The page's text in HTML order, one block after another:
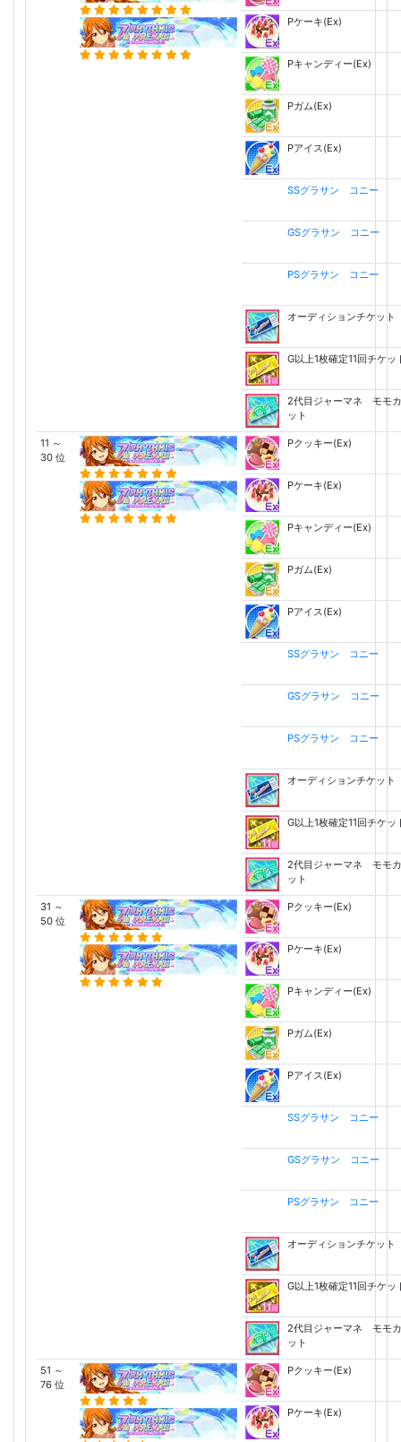
Pケーキ(Ex)
Pキャンディー(Ex)
Pガム(Ex)
Pアイス(Ex)
SSグラサン コニー
GSグラサン コニー
PSグラサン コニー
オーディションチケット
G以上1枚確定11回チケッ
2代目ジャーマネ モモ
ット
11 ～
30 位
Pクッキー(Ex)
Pケーキ(Ex)
Pキャンディー(Ex)
Pガム(Ex)
Pアイス(Ex)
SSグラサン コニー
GSグラサン コニー
PSグラサン コニー
オーディションチケット
G以上1枚確定11回チケッ
2代目ジャーマネ モモ
ット
31 ～
50 位
Pクッキー(Ex)
Pケーキ(Ex)
Pキャンディー(Ex)
Pガム(Ex)
Pアイス(Ex)
SSグラサン コニー
GSグラサン コニー
PSグラサン コニー
オーディションチケット
G以上1枚確定11回チケッ
2代目ジャーマネ モモ
ット
51 ～
76 位
Pクッキー(Ex)
Pケーキ(Ex)